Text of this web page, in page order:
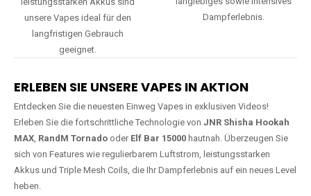
unsere Vapes ideal für den
langfristigen Gebrauch
geeignet.
Dampferlebnis.
ERLEBEN SIE UNSERE VAPES IN AKTION
Entdecken Sie die neuesten Einweg Vapes in exklusiven Videos!
Erleben Sie die fortschrittliche Technologie von JNR Shisha Hookah
MAX, RandM Tornado oder Elf Bar 15000 hautnah. Überzeugen Sie
sich von Features wie regulierbarem Luftstrom, leistungsstarken
Akkus und Triple Mesh Coils, die Ihr Dampferlebnis auf ein neues Level
heben.